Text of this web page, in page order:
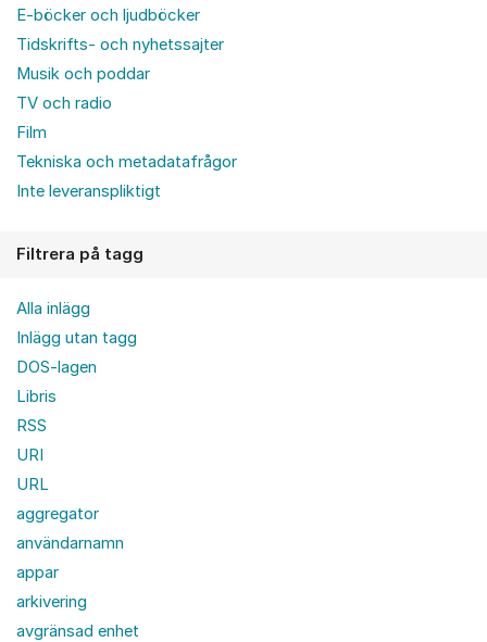
E-böcker och ljudböcker
Tidskrifts- och nyhetssajter
Musik och poddar
TV och radio
Film
Tekniska och metadatafrågor
Inte leveranspliktigt
Filtrera på tagg
Alla inlägg
Inlägg utan tagg
DOS-lagen
Libris
RSS
URI
URL
aggregator
användarnamn
appar
arkivering
avgränsad enhet